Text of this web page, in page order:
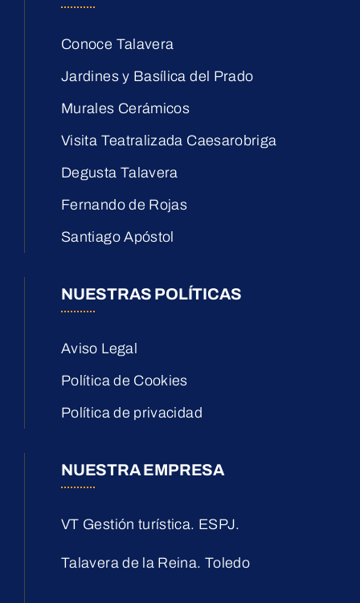
Conoce Talavera
Jardines y Basílica del Prado
Murales Cerámicos
Visita Teatralizada Caesarobriga
Degusta Talavera
Fernando de Rojas
Santiago Apóstol
NUESTRAS POLÍTICAS
Aviso Legal
Política de Cookies
Política de privacidad
NUESTRA EMPRESA
VT Gestión turística. ESPJ.
Talavera de la Reina. Toledo